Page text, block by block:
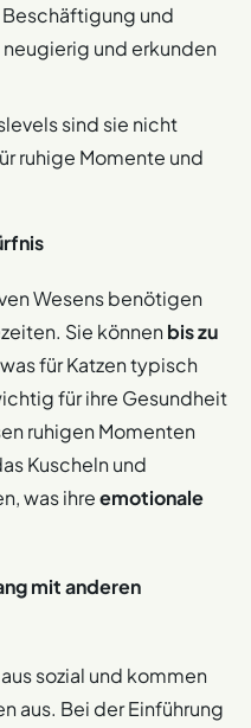
und
und erkunden
sind sie nicht
ruhige Momente und
Wesens benötigen
Sie könnenbis zu
für Katzen typisch
für ihre Gesundheit
ruhigen Momenten
Kuscheln und
was ihreemotionale
mit anderen
sozial und kommen
aus. Bei der Einführung